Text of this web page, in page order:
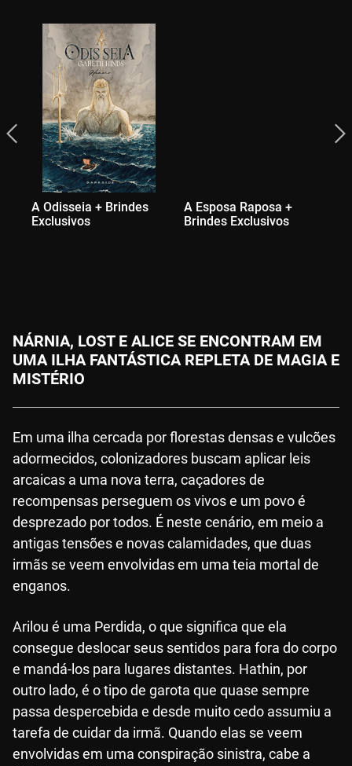
A Odisseia + Brindes
Exclusivos
A Esposa Raposa +
Brindes Exclusivos
NÁRNIA, LOST E ALICE SE ENCONTRAM EM
UMA ILHA FANTÁSTICA REPLETA DE MAGIA E
MISTÉRIO
Em uma ilha cercada por florestas densas e vulcões
adormecidos, colonizadores buscam aplicar leis
arcaicas a uma nova terra, caçadores de
recompensas perseguem os vivos e um povo é
desprezado por todos. É neste cenário, em meio a
antigas tensões e novas calamidades, que duas
irmãs se veem envolvidas em uma teia mortal de
enganos.
Arilou é uma Perdida, o que significa que ela
consegue deslocar seus sentidos para fora do corpo
e mandá-los para lugares distantes. Hathin, por
outro lado, é o tipo de garota que quase sempre
passa despercebida e desde muito cedo assumiu a
tarefa de cuidar da irmã. Quando elas se veem
envolvidas em uma conspiração sinistra, cabe a